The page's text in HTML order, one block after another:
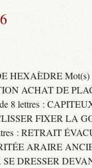
HEXAÈDRE Mot(s)
ACHAT DE
8 lettres :
FIXER LA
: RETRAIT
ARAIRE
DRESSER